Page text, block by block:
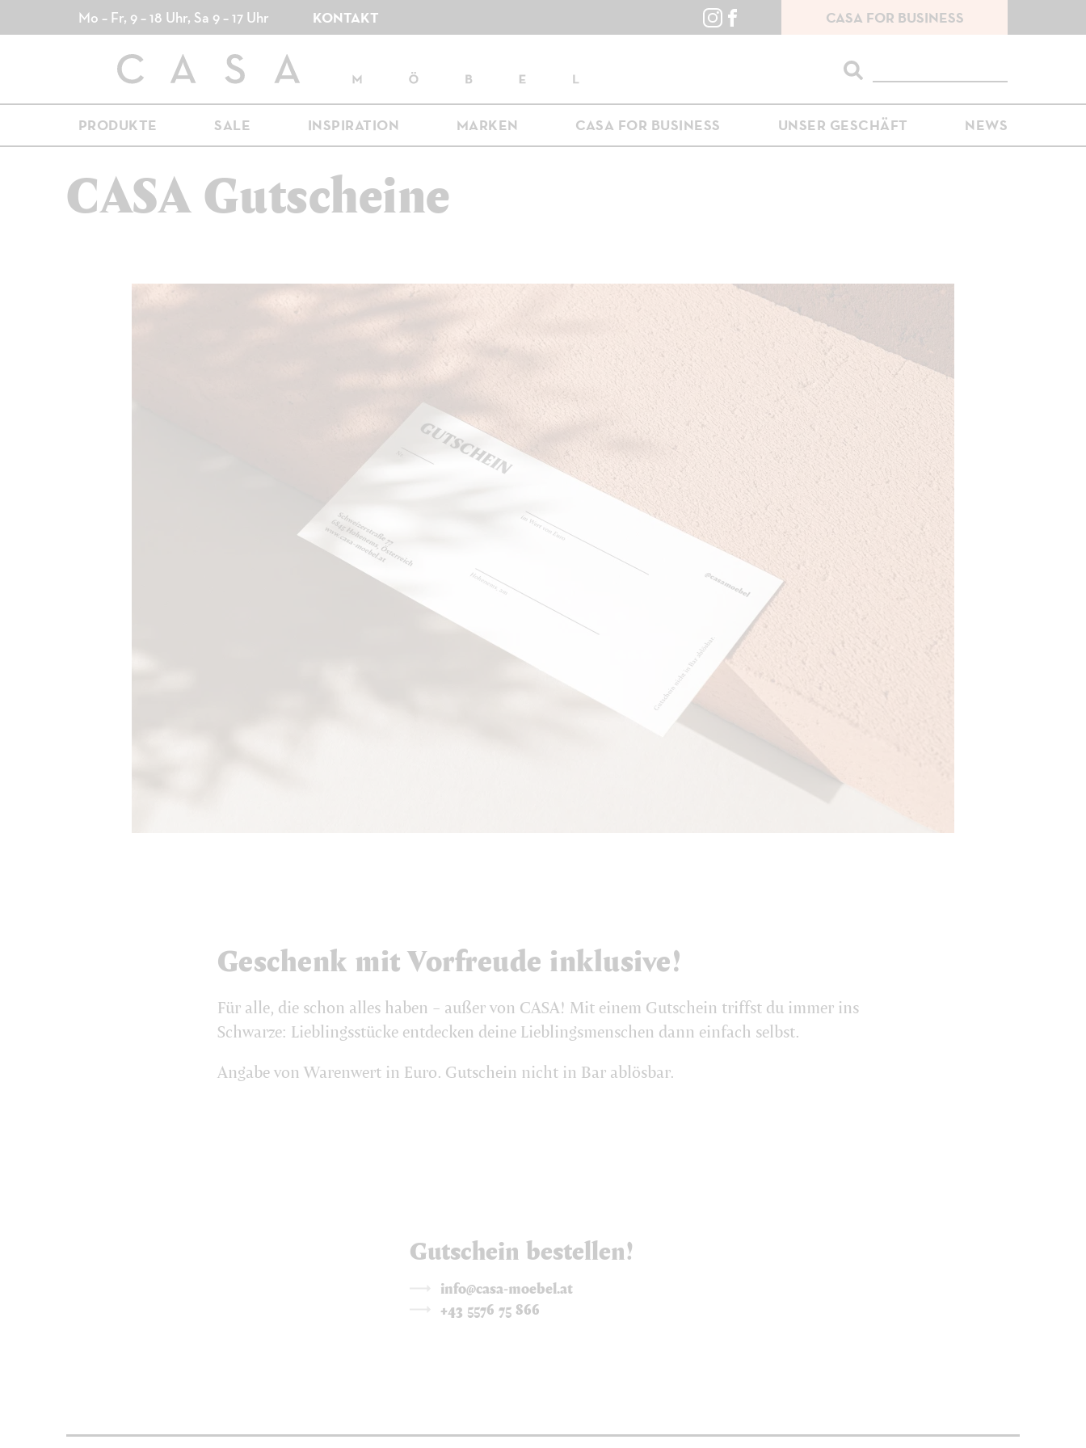
Mo – Fr, 9 – 18 Uhr, Sa 9 – 17 Uhr KONTAKT Instagram CASA FOR BUSINESS
PRODUKTE SALE INSPIRATION MARKEN CASA FOR BUSINESS UNSER GESCHÄFT NEWS
CASA Gutscheine
Geschenk mit Vorfreude inklusive!
Für alle, die schon alles haben – außer von CASA! Mit einem Gutschein triffst du immer ins
Schwarze: Lieblingsstücke entdecken deine Lieblingsmenschen dann einfach selbst.
Angabe von Warenwert in Euro. Gutschein nicht in Bar ablösbar.
Gutschein bestellen!
info@casa-moebel.at
+43 5576 75 866